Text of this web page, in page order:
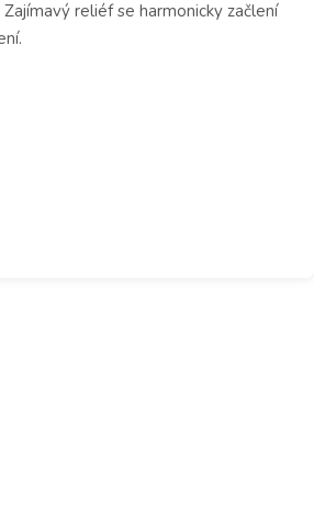
reliéf se harmonicky začlení